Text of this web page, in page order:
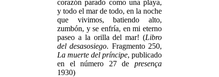
corazón parado como una playa,
y todo el mar de todo, en la noche
que vivimos, batiendo alto,
zumbón, y se enfría, en mi eterno
paseo a la orilla del mar! (Libro
del desasosiego. Fragmento 250,
La muerte del príncipe, publicado
en el número 27 de presença
1930)